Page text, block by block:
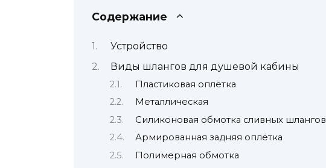
Содержание
Устройство
Виды шлангов для душевой кабины
Пластиковая оплётка
Металлическая
Силиконовая обмотка сливных шлангов
Армированная задняя оплётка
Полимерная обмотка